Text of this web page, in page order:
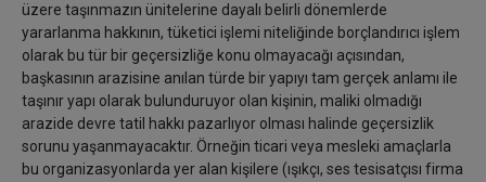
üzere taşınmazın ünitelerine dayalı belirli dönemlerde
yararlanma hakkının, tüketici işlemi niteliğinde borçlandırıcı işlem
olarak bu tür bir geçersizliğe konu olmayacağı açısından,
başkasının arazisine anılan türde bir yapıyı tam gerçek anlamı ile
taşınır yapı olarak bulunduruyor olan kişinin, maliki olmadığı
arazide devre tatil hakkı pazarlıyor olması halinde geçersizlik
sorunu yaşanmayacaktır. Örneğin ticari veya mesleki amaçlarla
bu organizasyonlarda yer alan kişilere (ışıkçı, ses tesisatçısı firma